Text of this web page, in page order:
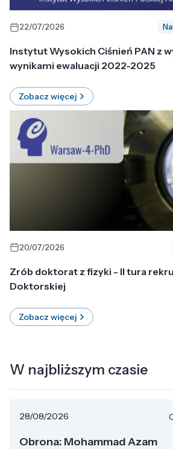
22/07/2026
Instytut Wysokich Ciśnień PAN z
wynikami ewaluacji 2022-2025
Zobacz więcej
20/07/2026
Zrób doktorat z fizyki - II tura
Doktorskiej
Zobacz więcej
W najbliższym czasie
28/08/2026
Obrona: Mohammad Azam